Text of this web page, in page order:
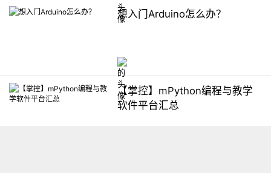
想入门Arduino怎么办？
【掌控】mPython编程与教学
软件平台汇总